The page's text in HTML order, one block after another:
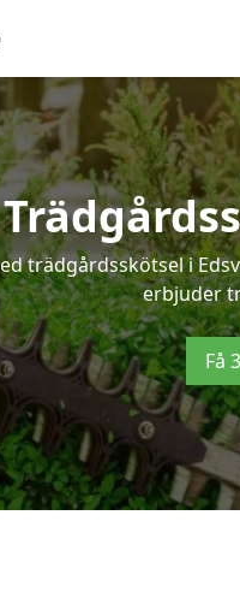
trädgårdsskötsel i
erbjuder
Få